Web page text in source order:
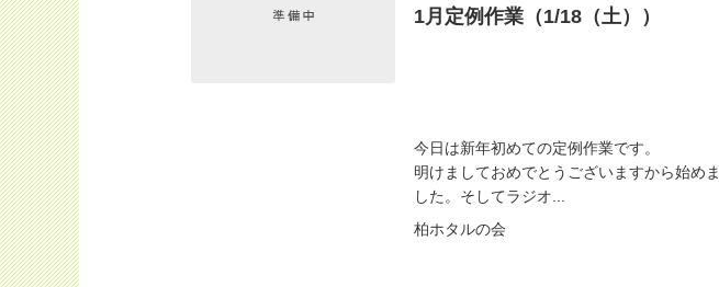
1月定例作業（1/18（土））
今日は新年初めての定例作業です。
明けましておめでとうございますから始めま
した。そしてラジオ...
柏ホタルの会